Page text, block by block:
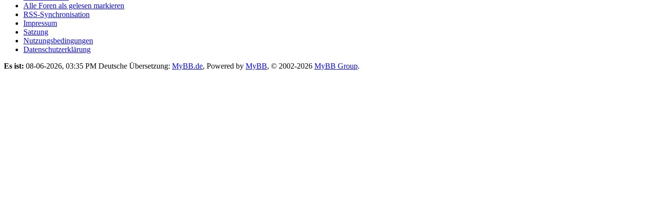
Alle Foren als gelesen markieren
RSS-Synchronisation
Impressum
Satzung
Nutzungsbedingungen
Datenschutzerklärung
Es ist: 08-06-2026, 03:35 PM Deutsche Übersetzung: MyBB.de, Powered by MyBB, © 2002-2026 MyBB Group.